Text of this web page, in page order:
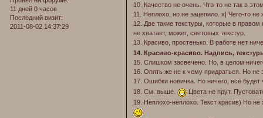
11 дней 0 часов
Последний визит:
2011-08-02 14:37:29
10. Качество не очень. Что-то не так в
11. Неплохо, но не зацепило. х| Чего-то не
12. Две такие текстуры, которые в
не хватает, может, световых текстур.
13. Красиво, простенько. В работе нет
14. Красиво-красиво. Надпись,
15. Слишком засвечено. Но, в целом
16. Опять же не к чему придраться. Но не
17. Ошибки новичка. Но ничего, всё будет
18. См. выше.
Цвета не прут.
19. Неплохо-неплохо. Текст красив) Но не